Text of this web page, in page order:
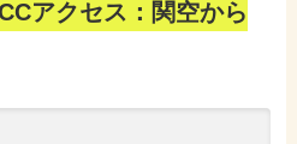
アクセス：関空から